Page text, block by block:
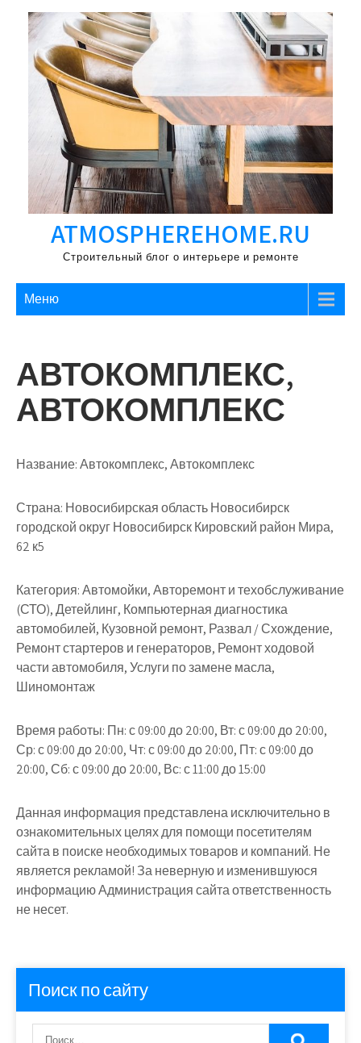
Перейти
содержимому
ATMOSPHEREHOME.RU
Строительный блог о интерьере и ремонте
Меню
АВТОКОМПЛЕКС,
АВТОКОМПЛЕКС
Название:Автокомплекс, Автокомплекс
Страна: Новосибирская область Новосибирск
городской округ Новосибирск Кировский район Мира,
62 к5
Категория:Автомойки, Авторемонт и техобслуживание
(СТО), Детейлинг, Компьютерная диагностика
автомобилей, Кузовной ремонт, Развал / Схождение,
Ремонт стартеров и генераторов, Ремонт ходовой
части автомобиля, Услуги по замене масла,
Шиномонтаж
Время работы: Пн: с 09:00 до 20:00, Вт: с 09:00 до 20:00,
Ср: с 09:00 до 20:00, Чт: с 09:00 до 20:00, Пт: с 09:00 до
20:00, Сб: с 09:00 до 20:00, Вс: с 11:00 до 15:00
Данная информация представлена исключительно в
ознакомительных целях для помощи посетителям
сайта в поиске необходимых товаров и компаний. Не
является рекламой! За неверную и изменившуюся
информацию Администрация сайта ответственность
не несет.
Поиск по сайту